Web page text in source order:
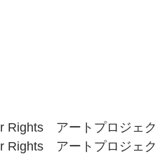
Rights　アートプロジェ
Rights　アートプロジェ